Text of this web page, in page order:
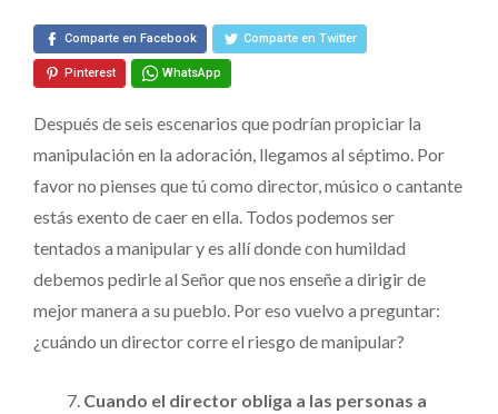
Comparte en Facebook Comparte en Twitter
Pinterest WhatsApp
Después de seis escenarios que podrían propiciar la
manipulación en la adoración, llegamos al séptimo. Por
favor no pienses que tú como director, músico o cantante
estás exento de caer en ella. Todos podemos ser
tentados a manipular y es allí donde con humildad
debemos pedirle al Señor que nos enseñe a dirigir de
mejor manera a su pueblo. Por eso vuelvo a preguntar:
¿cuándo un director corre el riesgo de manipular?
Cuando el director obliga a las personas a